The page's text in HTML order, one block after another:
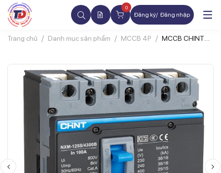
0
Đăng ký Đăng nhập
Trang chủ Danh mục sản phẩm MCCB 4P
MCCB CHINT